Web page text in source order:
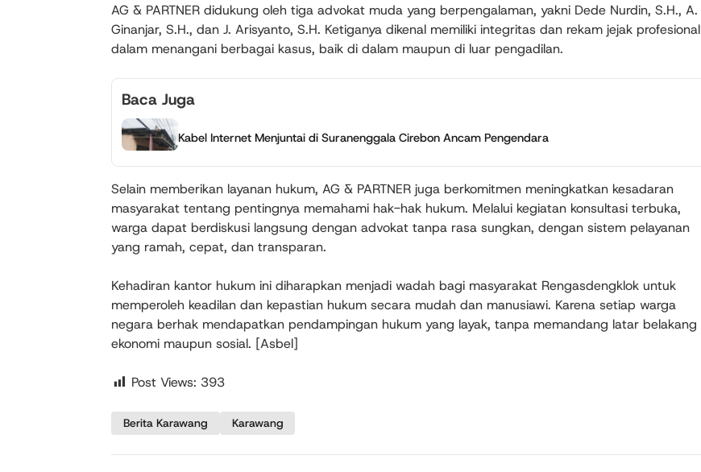
AG & PARTNER didukung oleh tiga advokat muda yang berpengalaman, yakni Dede Nurdin, S.H., A.
Ginanjar, S.H., dan J. Arisyanto, S.H. Ketiganya dikenal memiliki integritas dan rekam jejak profesional
dalam menangani berbagai kasus, baik di dalam maupun di luar pengadilan.
Baca Juga
Kabel Internet Menjuntai di Suranenggala Cirebon Ancam Pengendara
Selain memberikan layanan hukum, AG & PARTNER juga berkomitmen meningkatkan kesadaran
masyarakat tentang pentingnya memahami hak-hak hukum. Melalui kegiatan konsultasi terbuka,
warga dapat berdiskusi langsung dengan advokat tanpa rasa sungkan, dengan sistem pelayanan
yang ramah, cepat, dan transparan.
Kehadiran kantor hukum ini diharapkan menjadi wadah bagi masyarakat Rengasdengklok untuk
memperoleh keadilan dan kepastian hukum secara mudah dan manusiawi. Karena setiap warga
negara berhak mendapatkan pendampingan hukum yang layak, tanpa memandang latar belakang
ekonomi maupun sosial. [Asbel]
Post Views: 393
Berita Karawang Karawang